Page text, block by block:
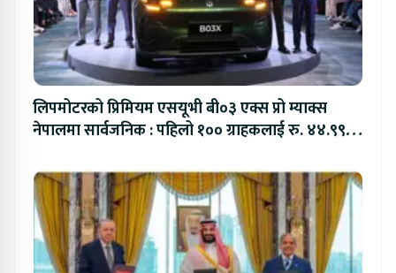
लिपमोटरको प्रिमियम एसयूभी बी०३ एक्स प्रो म्याक्स
नेपालमा सार्वजनिक : पहिलो १०० ग्राहकलाई रु. ४४.९९